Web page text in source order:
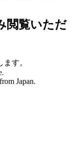
閲覧いただ
す。
Japan.